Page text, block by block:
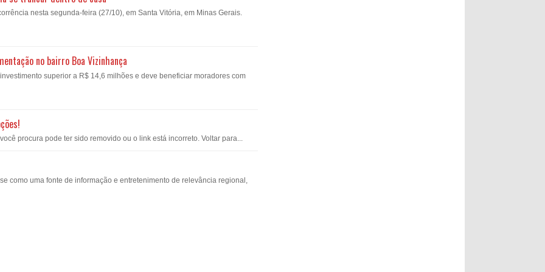
nesta segunda-feira (27/10), em Santa Vitória, em Minas Gerais.
no bairro Boa Vizinhança
superior a R$ 14,6 milhões e deve beneficiar moradores com
procura pode ter sido removido ou o link está incorreto. Voltar para...
como uma fonte de informação e entretenimento de relevância regional,